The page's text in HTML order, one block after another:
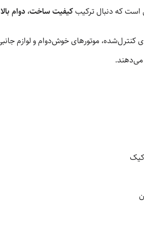
است که دنبال ترکیبکیفیت ساخت، دوام بالا
موتورهای خوش‌دوام و لوازم
می‌دهند.
کیک